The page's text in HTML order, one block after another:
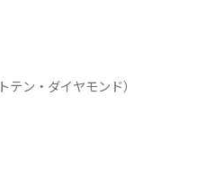
ン・ダイヤモンド）